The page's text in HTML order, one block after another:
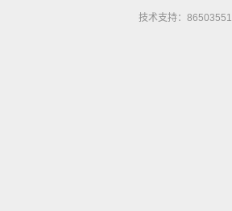
技术支持：86503551